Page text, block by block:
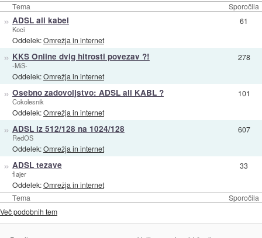
Tema Sporočila
Tema Sporočila
» ADSL ali kabel
Koci
Oddelek:Omrežja in internet
61
» KKS Online dvig hitrosti povezav ?!
-MiS-
Oddelek:Omrežja in internet
278
» Osebno zadovoljstvo: ADSL ali KABL ?
Cokolesnik
Oddelek:Omrežja in internet
101
» ADSL iz 512/128 na 1024/128
RedOS
Oddelek:Omrežja in internet
607
» ADSL tezave
flajer
Oddelek:Omrežja in internet
33
Več podobnih tem